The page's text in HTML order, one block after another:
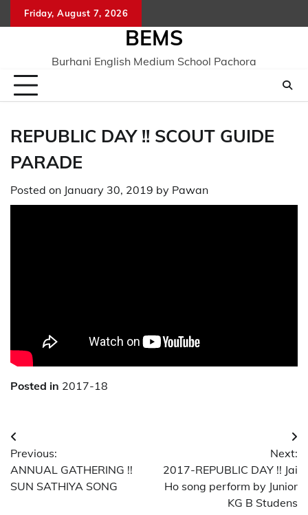
to
Friday, August 7, 2026
BEMS
Burhani English Medium School Pachora
REPUBLIC DAY !! SCOUT GUIDE
PARADE
Posted on January 30, 2019 by Pawan
Posted in 2017-18
Post
navigation
Previous:
ANNUAL GATHERING !!
SUN SATHIYA SONG
Next:
2017-REPUBLIC DAY !! Jai
Ho song perform by Junior
KG B Studens